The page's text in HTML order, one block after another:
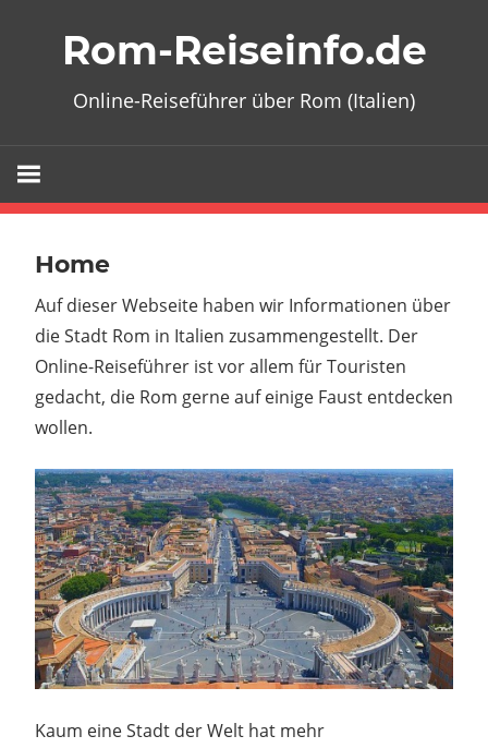
Rom-Reiseinfo.de
Online-Reiseführer über Rom (Italien)
Home
Auf dieser Webseite haben wir Informationen über
die Stadt Rom in Italien zusammengestellt. Der
Online-Reiseführer ist vor allem für Touristen
gedacht, die Rom gerne auf einige Faust entdecken
wollen.
Kaum eine Stadt der Welt hat mehr